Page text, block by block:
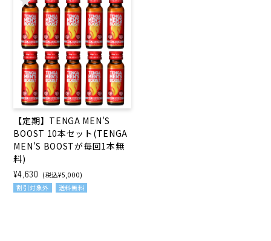
【定期】TENGA MEN'S
BOOST 10本セット(TENGA
MEN'S BOOSTが毎回1本無
料)
¥4,630 (税込¥5,000)
割引対象外
送料無料